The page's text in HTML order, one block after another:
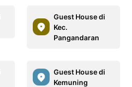
Guest House di
Kec.
Pangandaran
Guest House di
Kemuning